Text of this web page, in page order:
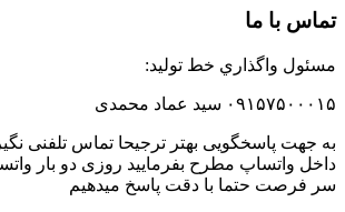
تماس با ما
مسئول واگذاري خط توليد:
۰۹۱۵۷۵۰۰۰۱۵ سید عماد محمدی
به جهت پاسخگویی بهتر ترجیحا تماس تلفنی
داخل واتساپ مطرح بفرمایید روزی دو بار
سر فرصت حتما با دقت پاسخ میدهیم